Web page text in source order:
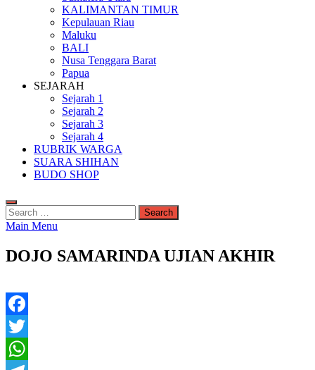
KALIMANTAN TIMUR
Kepulauan Riau
Maluku
BALI
Nusa Tenggara Barat
Papua
SEJARAH
Sejarah 1
Sejarah 2
Sejarah 3
Sejarah 4
RUBRIK WARGA
SUARA SHIHAN
BUDO SHOP
Search
for:
Main Menu
DOJO SAMARINDA UJIAN AKHIR
Facebook
Twitter